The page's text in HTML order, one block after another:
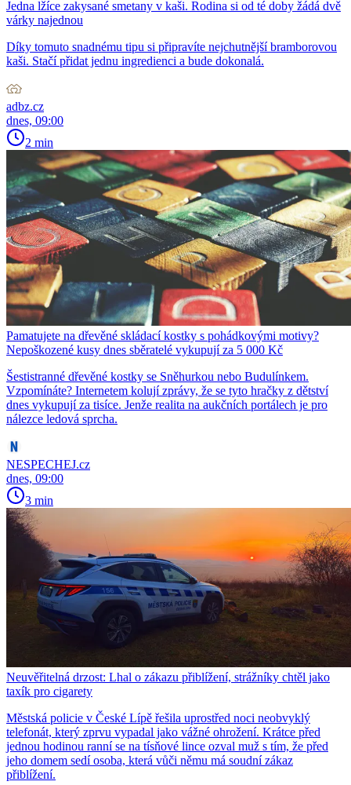
Jedna lžíce zakysané smetany v kaši. Rodina si od té doby žádá dvě
várky najednou
Díky tomuto snadnému tipu si připravíte nejchutnější bramborovou
kaši. Stačí přidat jednu ingredienci a bude dokonalá.
adbz.cz
dnes, 09:00
2 min
Pamatujete na dřevěné skládací kostky s pohádkovými motivy?
Nepoškozené kusy dnes sběratelé vykupují za 5 000 Kč
Šestistranné dřevěné kostky se Sněhurkou nebo Budulínkem.
Vzpomínáte? Internetem kolují zprávy, že se tyto hračky z dětství
dnes vykupují za tisíce. Jenže realita na aukčních portálech je pro
nálezce ledová sprcha.
NESPECHEJ.cz
dnes, 09:00
3 min
Neuvěřitelná drzost: Lhal o zákazu přiblížení, strážníky chtěl jako
taxík pro cigarety
Městská policie v České Lípě řešila uprostřed noci neobvyklý
telefonát, který zprvu vypadal jako vážné ohrožení. Krátce před
jednou hodinou ranní se na tísňové lince ozval muž s tím, že před
jeho domem sedí osoba, která vůči němu má soudní zákaz
přiblížení.